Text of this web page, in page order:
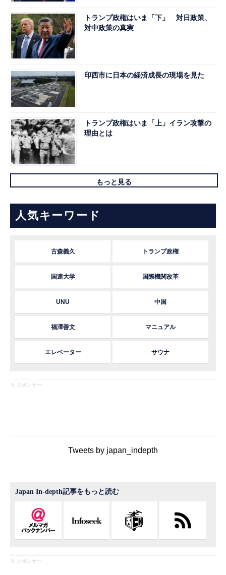
トランプ政権はいま「下」 対日政策、
対中政策の真実
印西市に日本の経済成長の現場を見た
トランプ政権はいま「上」イラン攻撃の
理由とは
もっと見る
人気キーワード
古森義久 トランプ政権
国連大学 国際機関改革
UNU 中国
福澤善文 マニュアル
エレベーター サウナ
※ スポンサー
Tweets by japan_indepth
Japan In-depth記事をもっと読む
※ スポンサー